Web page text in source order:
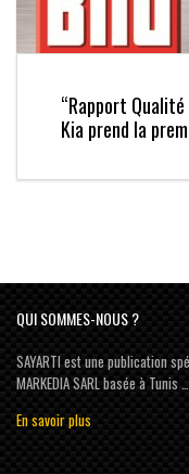
“Rapport
Kia prend la
QUI SOMMES-NOUS ?
SAYARTI est une publication
MARKEDIA SARL basée à Tunis …
En savoir plus